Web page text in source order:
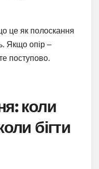
це як полоскання
Якщо опір –
поступово.
коли
бігти